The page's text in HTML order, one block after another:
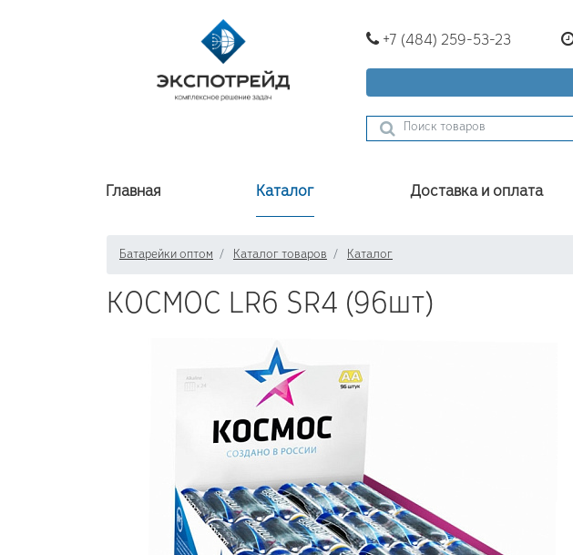
+7 (484) 259-53-23
Главная Каталог Доставка и оплата
Батарейки оптом Каталог товаров Каталог
КОСМОС LR6 SR4 (96шт)